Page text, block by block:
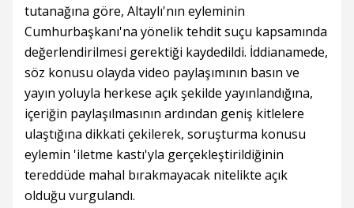
tutanağına göre, Altaylı'nın eyleminin
Cumhurbaşkanı'na yönelik tehdit suçu kapsamında
değerlendirilmesi gerektiği kaydedildi. İddianamede,
söz konusu olayda video paylaşımının basın ve
yayın yoluyla herkese açık şekilde yayınlandığına,
içeriğin paylaşılmasının ardından geniş kitlelere
ulaştığına dikkati çekilerek, soruşturma konusu
eylemin 'iletme kastı'yla gerçekleştirildiğinin
tereddüde mahal bırakmayacak nitelikte açık
olduğu vurgulandı.